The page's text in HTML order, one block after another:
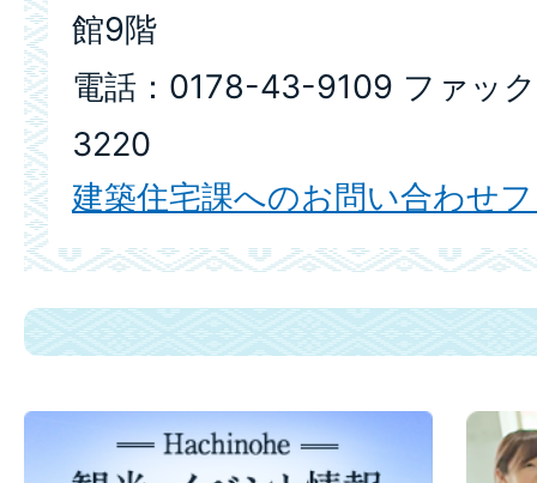
館9階
電話：0178-43-9109 ファッ
3220
建築住宅課へのお問い合わせ